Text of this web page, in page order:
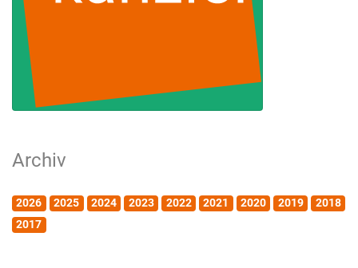
Archiv
2026 2025 2024 2023 2022 2021 2020 2019
2018
2017